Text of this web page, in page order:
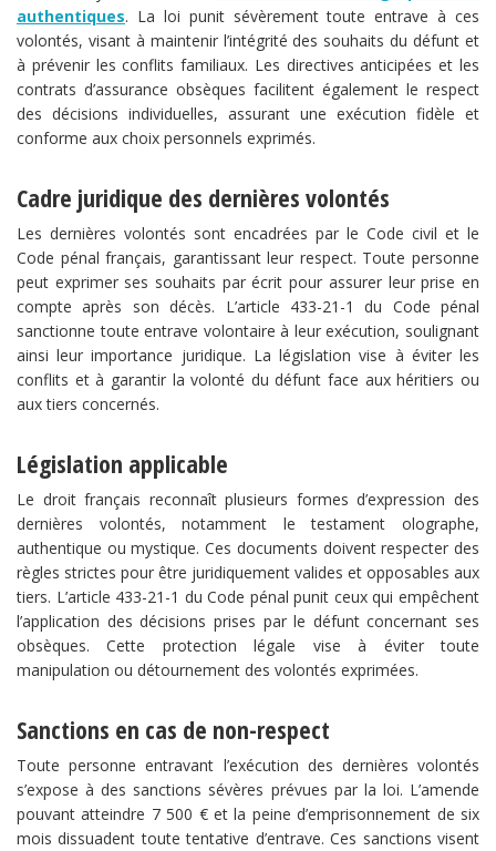
authentiques. La loi punit sévèrement toute entrave à ces
volontés, visant à maintenir l’intégrité des souhaits du défunt et
à prévenir les conflits familiaux. Les directives anticipées et les
contrats d’assurance obsèques facilitent également le respect
des décisions individuelles, assurant une exécution fidèle et
conforme aux choix personnels exprimés.
Cadre juridique des dernières volontés
Les dernières volontés sont encadrées par le Code civil et le
Code pénal français, garantissant leur respect. Toute personne
peut exprimer ses souhaits par écrit pour assurer leur prise en
compte après son décès. L’article 433-21-1 du Code pénal
sanctionne toute entrave volontaire à leur exécution, soulignant
ainsi leur importance juridique. La législation vise à éviter les
conflits et à garantir la volonté du défunt face aux héritiers ou
aux tiers concernés.
Législation applicable
Le droit français reconnaît plusieurs formes d’expression des
dernières volontés, notamment le testament olographe,
authentique ou mystique. Ces documents doivent respecter des
règles strictes pour être juridiquement valides et opposables aux
tiers. L’article 433-21-1 du Code pénal punit ceux qui empêchent
l’application des décisions prises par le défunt concernant ses
obsèques. Cette protection légale vise à éviter toute
manipulation ou détournement des volontés exprimées.
Sanctions en cas de non-respect
Toute personne entravant l’exécution des dernières volontés
s’expose à des sanctions sévères prévues par la loi. L’amende
pouvant atteindre 7 500 € et la peine d’emprisonnement de six
mois dissuadent toute tentative d’entrave. Ces sanctions visent